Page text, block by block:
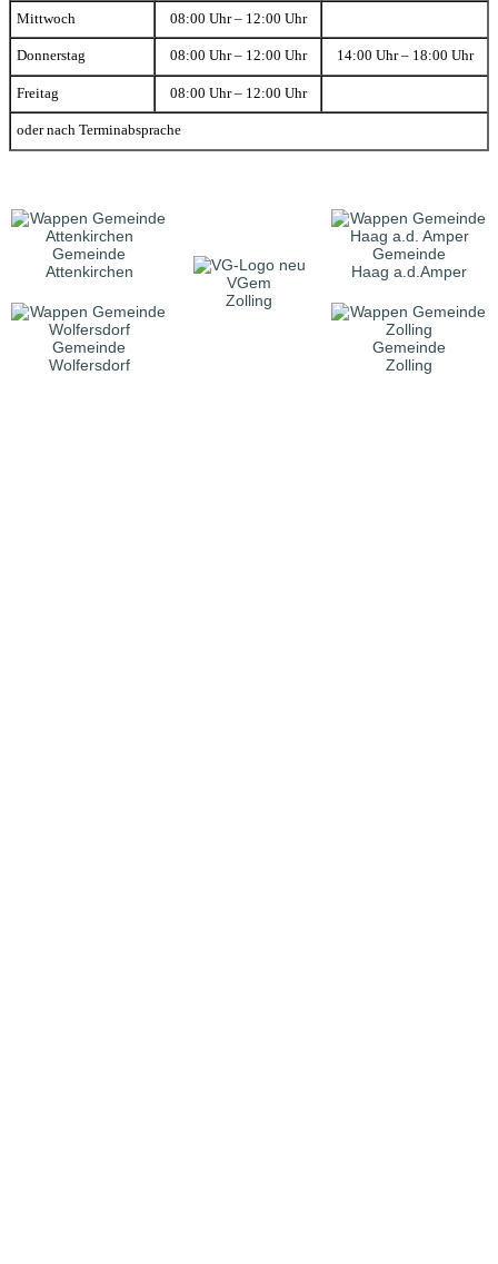
Mittwoch 08:00 Uhr – 12:00 Uhr
Donnerstag 08:00 Uhr – 12:00 Uhr 14:00 Uhr – 18:00 Uhr
Freitag 08:00 Uhr – 12:00 Uhr
oder nach Terminabsprache
Gemeinde
Attenkirchen
VGem
Zolling
Gemeinde
Haag a.d.Amper
Gemeinde
Wolfersdorf
Gemeinde
Zolling